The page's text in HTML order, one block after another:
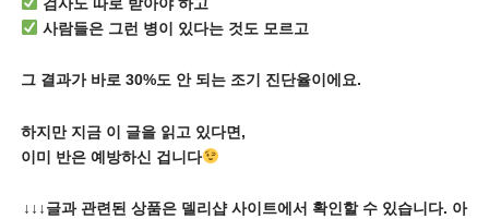
사람들은 그런 병이 있다는 것도 모르고
그 결과가 바로 30%도 안 되는 조기 진단율이에요.
하지만 지금 이 글을 읽고 있다면,
이미 반은 예방하신 겁니다
↓↓↓글과 관련된 상품은 델리샵 사이트에서 확인할 수 있습니다. 아